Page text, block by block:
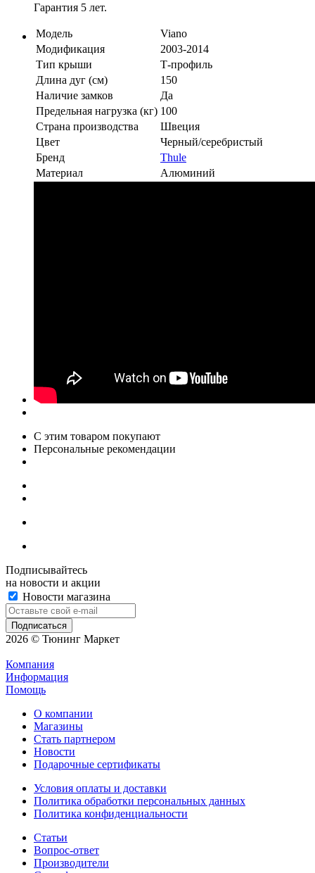
Гарантия 5 лет.
Модель
Viano
Модификация
2003-2014
Тип крыши
Т-профиль
Длина дуг (см)
150
Наличие замков
Да
Предельная нагрузка (кг) 100
Страна производства
Швеция
Цвет
Черный/серебристый
Бренд
Thule
Материал
Алюминий
С этим товаром покупают
Персональные рекомендации
Подписывайтесь
на новости и акции
Новости магазина
2026 © Тюнинг Маркет
Компания
Информация
Помощь
О компании
Магазины
Стать партнером
Новости
Подарочные сертификаты
Условия оплаты и доставки
Политика обработки персональных данных
Политика конфиденциальности
Статьи
Вопрос-ответ
Производители